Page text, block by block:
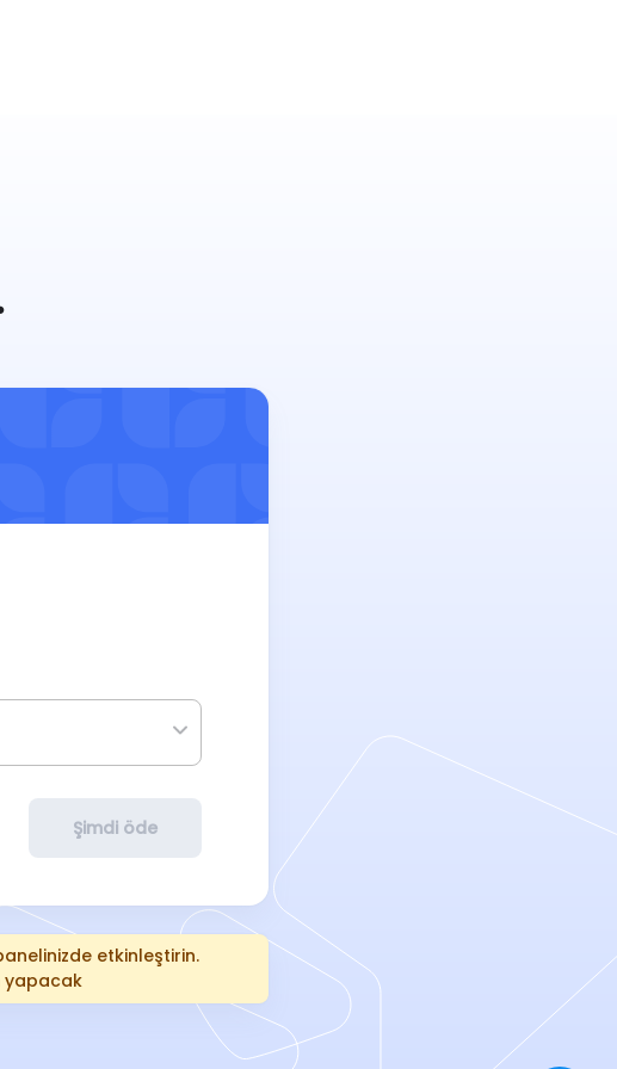
Şimdi öde
etkinleştirin.
yapacak